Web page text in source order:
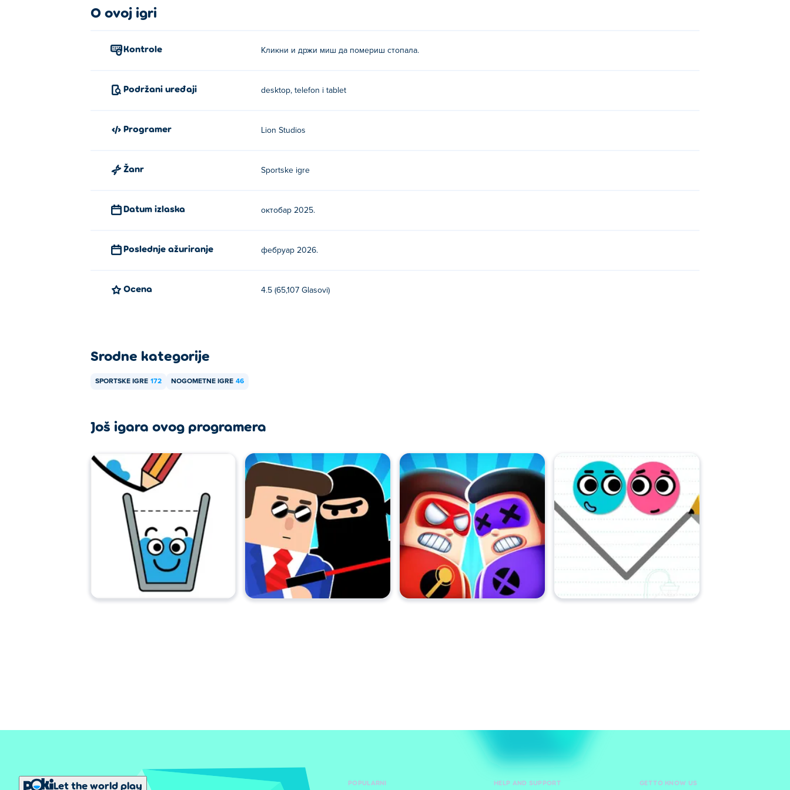
Кликните и држите да бисте померили стопала.
Можете играти The Real Juggle бесплатно на Poki.
Прави жонглирање се може играти на рачунару и мобилним уређајима попут телефона и таблета.
O ovoj igri
Kontrole Кликни и држи миш да помериш стопала.
Podržani uređaji desktop, telefon i tablet
Programer Lion Studios
Žanr Sportske igre
Datum izlaska октобар 2025.
Poslednje ažuriranje фебруар 2026.
Ocena 4.5 (65,107 Glasovi)
Srodne kategorije
SPORTSKE IGRE 172 NOGOMETNE IGRE 46
Još igara ovog programera
Let the world play POPULARNI HELP AND SUPPORT GET TO KNOW US